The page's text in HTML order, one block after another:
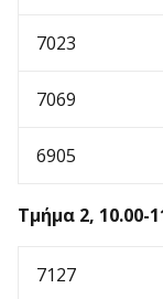
7023
7069
6905
Τμήμα 2, 10.00-
7127